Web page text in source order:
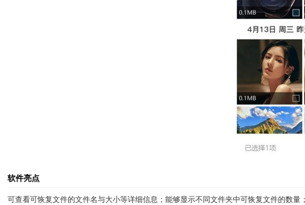
软件亮点
可查看可恢复文件的文件名与大小等详细信息；能够显示不同文件夹中可恢复文件的数